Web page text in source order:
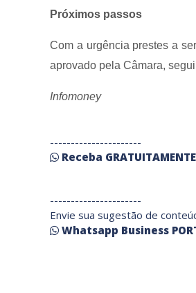
Próximos passos
Com a urgência prestes a
aprovado pela Câmara,
Infomoney
----------------------
Receba GRATUITAMENTE
----------------------
Envie sua sugestão de
Whatsapp Business